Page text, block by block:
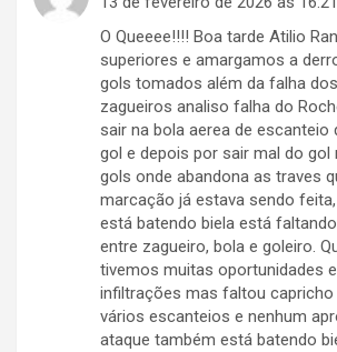
O Queeee!!!! Boa tarde Atilio
superiores e amargamos a
gols tomados além da falha
zagueiros analiso falha do
sair na bola aerea de escanteio
gol e depois por sair mal do
gols onde abandona as traves
marcação já estava sendo
está batendo biela está
entre zagueiro, bola e goleiro.
tivemos muitas oportunidades
infiltrações mas faltou capricho
vários escanteios e nenhum
ataque também está batendo